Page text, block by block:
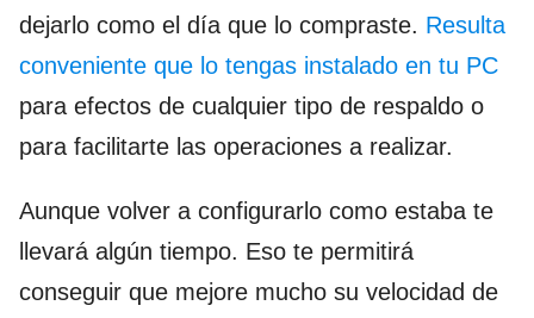
dejarlo como el día que lo compraste. Resulta
conveniente que lo tengas instalado en tu PC
para efectos de cualquier tipo de respaldo o
para facilitarte las operaciones a realizar.
Aunque volver a configurarlo como estaba te
llevará algún tiempo. Eso te permitirá
conseguir que mejore mucho su velocidad de